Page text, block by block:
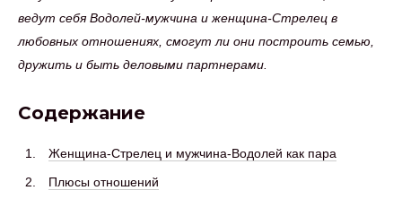
ведут себя Водолей-мужчина и женщина-Стрелец в
любовных отношениях, смогут ли они построить семью,
дружить и быть деловыми партнерами.
Содержание
Женщина-Стрелец и мужчина-Водолей как пара
Плюсы отношений